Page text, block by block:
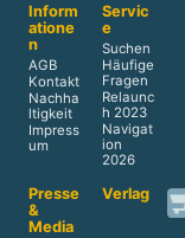
Inform
atione
n
AGB
Kontakt
Nachha
ltigkeit
Impress
um
Servic
e
Suchen
Häufige
Fragen
Relaunc
h 2023
Navigat
ion
2026
Presse
&
Media
Verlag